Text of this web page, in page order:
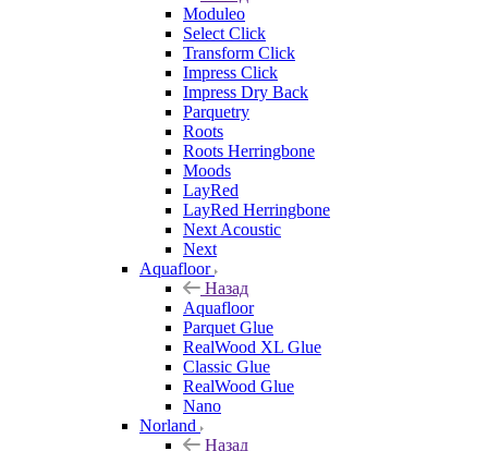
Moduleo
Select Click
Transform Click
Impress Click
Impress Dry Back
Parquetry
Roots
Roots Herringbone
Moods
LayRed
LayRed Herringbone
Next Acoustic
Next
Aquafloor
Назад
Aquafloor
Parquet Glue
RealWood XL Glue
Classic Glue
RealWood Glue
Nano
Norland
Назад